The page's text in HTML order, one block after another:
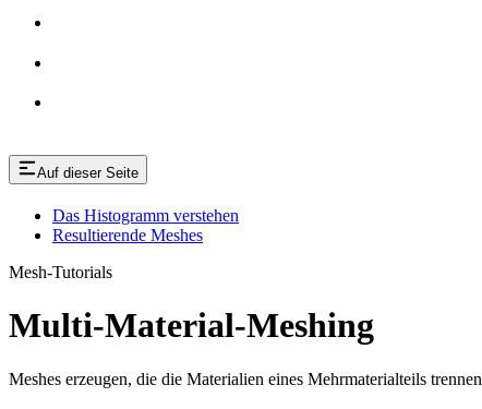
Auf dieser Seite
Das Histogramm verstehen
Resultierende Meshes
Mesh-Tutorials
Multi-Material-Meshing
Meshes erzeugen, die die Materialien eines Mehrmaterialteils trennen